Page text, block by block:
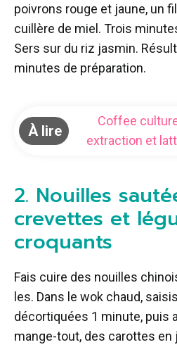
poivrons rouge et jaune, un
cuillère de miel. Trois
Sers sur du riz jasmin.
minutes de préparation.
À lire
Coffee
extraction et
2. Nouilles
crevettes et
croquants
Fais cuire des nouilles
les. Dans le wok chaud,
décortiquées 1 minute, puis
mange-tout, des carottes en